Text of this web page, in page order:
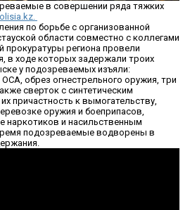
в совершении ряда тяжких
по борьбе с организованной
области совместно с коллегами
прокуратуры региона провели
в ходе которых задержали троих
у подозреваемых изъяли:
обрез огнестрельного оружия, три
сверток с синтетическим
причастность к вымогательству,
оружия и боеприпасов,
наркотиков и насильственным
подозреваемые водворены в